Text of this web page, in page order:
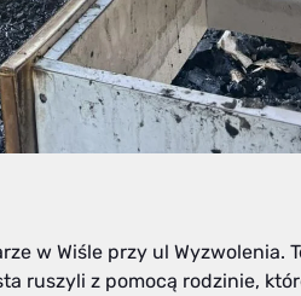
w Wiśle przy ul Wyzwolenia.
ruszyli z pomocą rodzinie,